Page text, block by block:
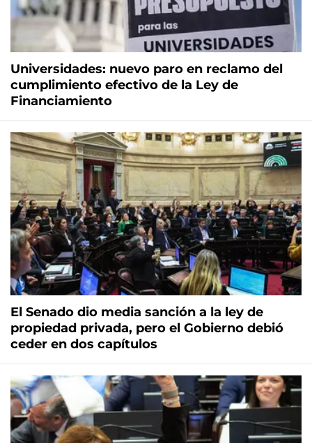
Universidades: nuevo paro en reclamo del
cumplimiento efectivo de la Ley de
Financiamiento
El Senado dio media sanción a la ley de
propiedad privada, pero el Gobierno debió
ceder en dos capítulos